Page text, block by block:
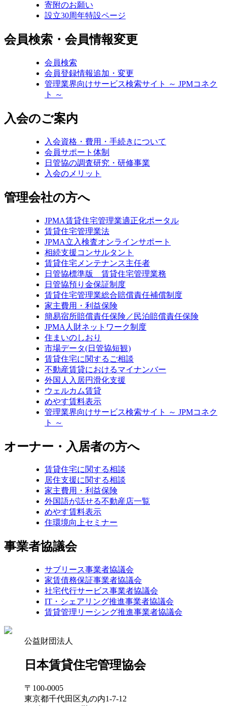
寄附のお願い
設立30周年特設ページ
会員検索・会員情報変更
会員検索
会員登録情報追加・変更
管理業界向けサービス検索サイト ～ JPMコネク
ト ～
入会のご案内
入会資格・費用・手続きについて
会員サポート体制
日管協の調査研究・研修事業
入会のメリット
管理会社の方へ
JPMA賃貸住宅管理業適正化ポータル
賃貸住宅管理業法
JPMA立入検査オンラインサポート
相続支援コンサルタント
賃貸住宅メンテナンス主任者
日管協標準版 賃貸住宅管理業務
日管協預り金保証制度
賃貸住宅管理業総合賠償責任補償制度
家主費用・利益保険
簡易宿所賠償責任保険／民泊賠償責任保険
JPMA人財ネットワーク制度
住まいのしおり
市場データ(日管協短観)
賃貸住宅に関するご相談
不動産賃貸におけるマイナンバー
外国人入居円滑化支援
ウェルカム賃貸
めやす賃料表示
管理業界向けサービス検索サイト ～ JPMコネク
ト ～
オーナー・入居者の方へ
賃貸住宅に関する相談
居住支援に関する相談
家主費用・利益保険
外国語が話せる不動産店一覧
めやす賃料表示
住環境向上セミナー
事業者協議会
サブリース事業者協議会
家賃債務保証事業者協議会
社宅代行サービス事業者協議会
IT・シェアリング推進事業者協議会
賃貸管理リーシング推進事業者協議会
公益財団法人
日本賃貸住宅管理協会
〒100-0005
東京都千代田区丸の内1-7-12